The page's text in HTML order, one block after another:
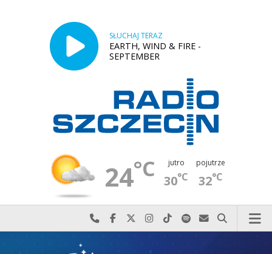
SŁUCHAJ TERAZ
EARTH, WIND & FIRE -
SEPTEMBER
24°C jutro
30°C
pojutrze
32°C
Najlepiej po prostu do nas zadzwoń
Odwiedź nas na Facebook-u
Odwiedź nas na X
Odwiedź nas na Instagram-ie
Odwiedź nas na TikTok-u
Szukaj nas na Spotify
Wyślij do nas
Szukaj